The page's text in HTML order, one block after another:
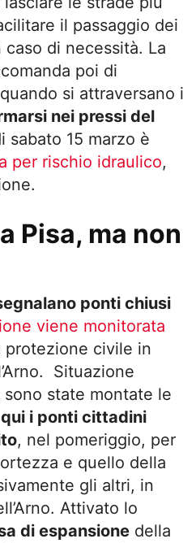
il passaggio dei
di necessità. La
poi di
si attraversano i
nei pressi del
sabato 15 marzo è
per rischio idraulico,
Pisa, ma non
ponti chiusi
viene monitorata
protezione civile in
Situazione
sono state montate le
qui i ponti cittadini
, nel pomeriggio, per
e quello della
gli altri, in
Attivato lo
di espansione della